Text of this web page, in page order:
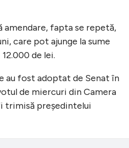
amendare, fapta se repetă,
care pot ajunge la sume
de lei.
au fost adoptat de Senat în
de miercuri din Camera
trimisă președintelui